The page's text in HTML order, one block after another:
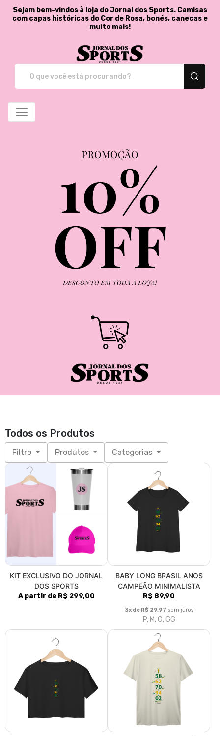
Sejam bem-vindos à loja do Jornal dos Sports. Camisas
com capas históricas do Cor de Rosa, bonés, canecas e
muito mais!
Todos os Produtos
Filtro Produtos Categorias
KIT EXCLUSIVO DO JORNAL
DOS SPORTS
A partir de R$ 299,00
BABY LONG BRASIL ANOS
CAMPEÃO MINIMALISTA
R$ 89,90
3x de R$ 29,97 sem juros
P, M, G, GG